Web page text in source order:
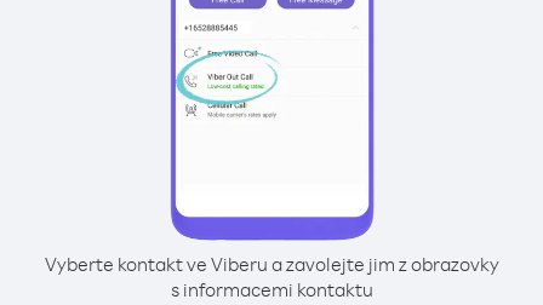
Vyberte kontakt ve Viberu a zavolejte jim z obrazovky
s informacemi kontaktu